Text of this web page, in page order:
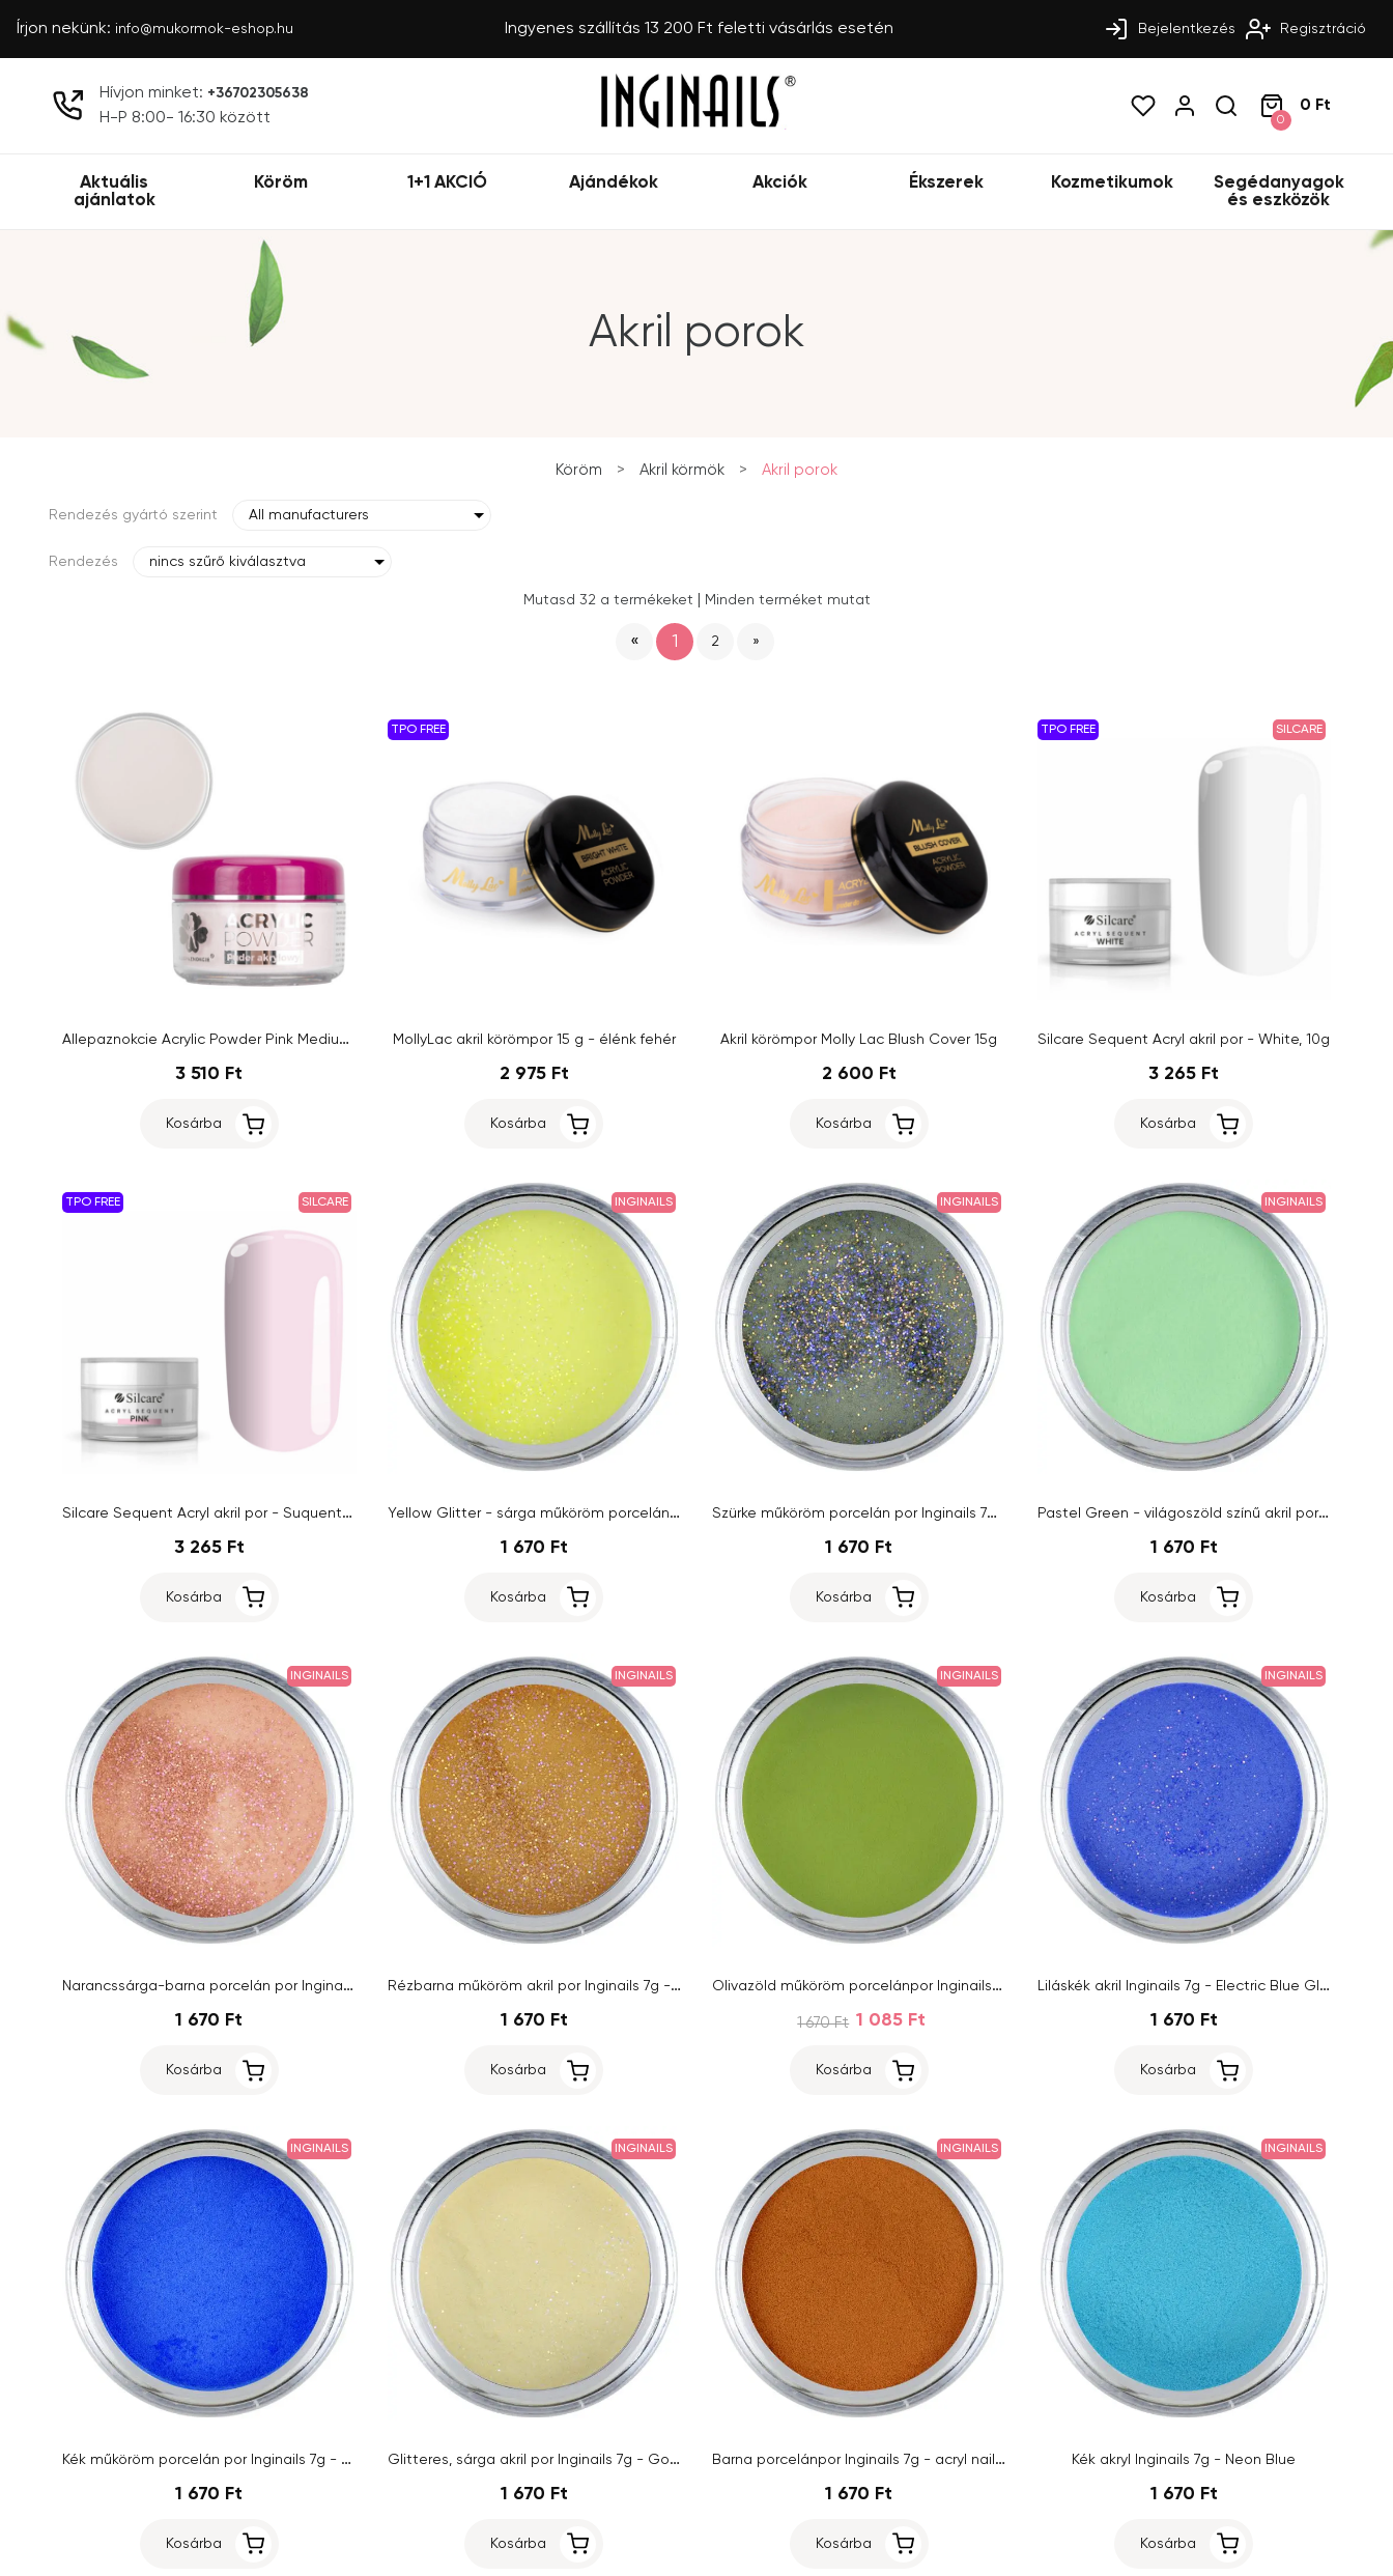
Írjon nekünk: info@mukormok-eshop.hu Ingyenes szállítás 13 200 Ft feletti vásárlás esetén Bejelentkezés Regisztráció
Hívjon minket: +36702305638
H-P 8:00- 16:30 között 0
0 Ft
Aktuális
ajánlatok
Köröm 1+1 AKCIÓ Ajándékok Akciók Ékszerek Kozmetikumok
Segédanyagok
és eszközök
Akril porok
Köröm > Akril körmök > Akril porok
Rendezés gyártó szerint All manufacturers
Rendezés nincs szűrő kiválasztva
Mutasd 32 a termékeket Minden terméket mutat
« 1 2 »
Allepaznokcie Acrylic Powder Pink Medium nr.4, 30g
3 510 Ft
Kosárba
TPO FREE
MollyLac akril körömpor 15 g - élénk fehér
2 975 Ft
Kosárba
Akril körömpor Molly Lac Blush Cover 15g
2 600 Ft
Kosárba
TPO FREE SILCARE
Silcare Sequent Acryl akril por - White, 10g
3 265 Ft
Kosárba
TPO FREE SILCARE
Silcare Sequent Acryl akril por - Suquent Pink, 10g
3 265 Ft
Kosárba
INGINAILS
Yellow Glitter - sárga műköröm porcelán por Inginails 7g
1 670 Ft
Kosárba
INGINAILS
Szürke műköröm porcelán por Inginails 7g - Black Glitter
1 670 Ft
Kosárba
INGINAILS
Pastel Green - világoszöld színű akril por Inginails 7g
1 670 Ft
Kosárba
INGINAILS
Narancssárga-barna porcelán por Inginails 7g - Brick Glitter
1 670 Ft
Kosárba
INGINAILS
Rézbarna műköröm akril por Inginails 7g - Copper Glitter
1 670 Ft
Kosárba
INGINAILS
Olivazöld műköröm porcelánpor Inginails 7g - Pure Green
1 670 Ft 1 085 Ft
Kosárba
INGINAILS
Liláskék akril Inginails 7g - Electric Blue Glitter
1 670 Ft
Kosárba
INGINAILS
Kék műköröm porcelán por Inginails 7g - Pure Blue
1 670 Ft
Kosárba
INGINAILS
Glitteres, sárga akril por Inginails 7g - Gold Glitter
1 670 Ft
Kosárba
INGINAILS
Barna porcelánpor Inginails 7g - acryl nails - Pure Brown
1 670 Ft
Kosárba
INGINAILS
Kék akryl Inginails 7g - Neon Blue
1 670 Ft
Kosárba